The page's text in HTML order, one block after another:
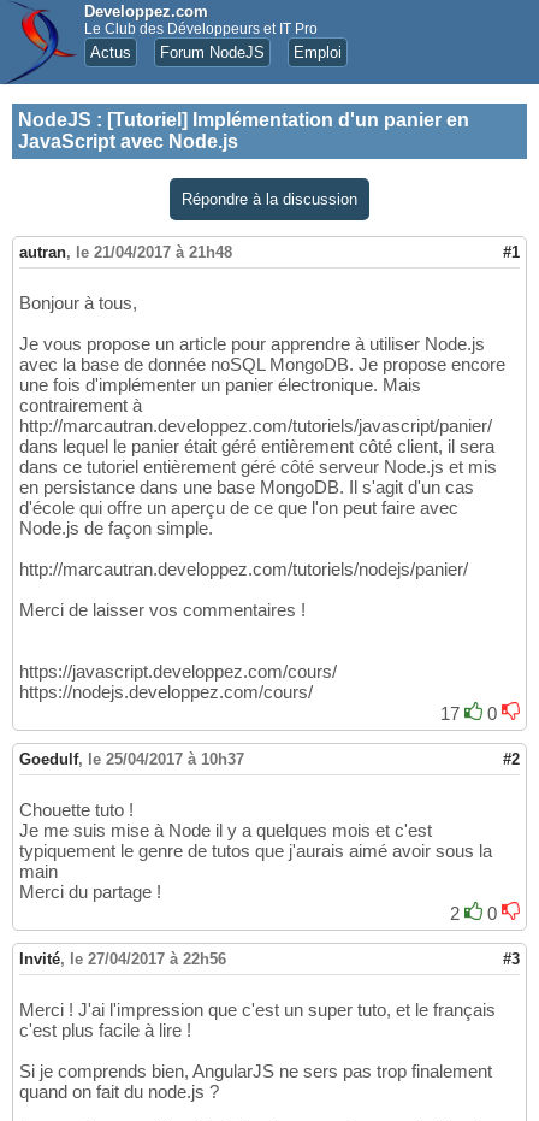
Developpez.com
Le Club des Développeurs et IT Pro
Actus Forum NodeJS Emploi
NodeJS : [Tutoriel] Implémentation d'un panier en
JavaScript avec Node.js
Répondre à la discussion
autran, le 21/04/2017 à 21h48 #1
Bonjour à tous,
Je vous propose un article pour apprendre à utiliser Node.js
avec la base de donnée noSQL MongoDB. Je propose encore
une fois d'implémenter un panier électronique. Mais
contrairement à
http://marcautran.developpez.com/tutoriels/javascript/panier/
dans lequel le panier était géré entièrement côté client, il sera
dans ce tutoriel entièrement géré côté serveur Node.js et mis
en persistance dans une base MongoDB. Il s'agit d'un cas
d'école qui offre un aperçu de ce que l'on peut faire avec
Node.js de façon simple.
http://marcautran.developpez.com/tutoriels/nodejs/panier/
Merci de laisser vos commentaires !
https://javascript.developpez.com/cours/
https://nodejs.developpez.com/cours/
17
0
Goedulf, le 25/04/2017 à 10h37 #2
Chouette tuto !
Je me suis mise à Node il y a quelques mois et c'est
typiquement le genre de tutos que j'aurais aimé avoir sous la
main
Merci du partage !
2
0
Invité, le 27/04/2017 à 22h56 #3
Merci ! J'ai l'impression que c'est un super tuto, et le français
c'est plus facile à lire !
Si je comprends bien, AngularJS ne sers pas trop finalement
quand on fait du node.js ?